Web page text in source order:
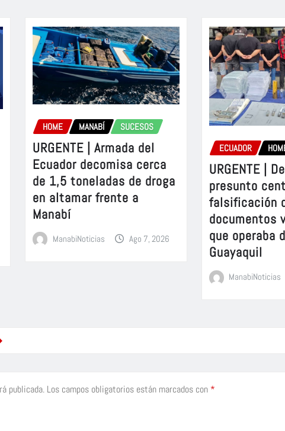
HOME MANABÍ SUCESOS
URGENTE | Armada del
Ecuador decomisa cerca
de 1,5 toneladas de droga
en altamar frente a
Manabí
ManabiNoticias Ago 7, 2026
ECUADOR
URGENTE |
presunto
falsificación
documentos
que operaba
Guayaquil
ManabiNoticias
publicada. Los campos obligatorios están marcados con *